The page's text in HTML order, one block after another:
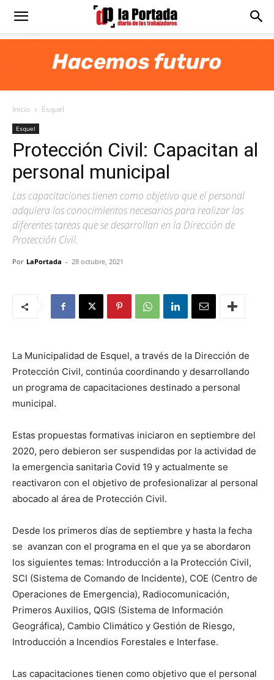
Diario
Portada
Inicio Esquel
Esquel
Protección Civil: Capacitan al
personal municipal
Las capacitaciones tienen como objetivo que el personal
adquiera los conocimientos necesarios para realizar las
diferentes tareas que se desarrollan en la Dirección de
Protección Civil.
Por LaPortada - 28 octubre, 2021
La Municipalidad de Esquel, a través de la Dirección de
Protección Civil, continúa coordinando y desarrollando
un programa de capacitaciones destinado a personal
municipal.
Estas propuestas formativas iniciaron en septiembre del
2020, pero debieron ser suspendidas por la actividad de
la emergencia sanitaria Covid 19 y actualmente se
reactivaron con el objetivo de profesionalizar al personal
abocado al área de Protección Civil.
Desde los primeros días de septiembre y hasta la fecha
se avanzan con el programa en el que ya se abordaron
los siguientes temas: Introducción a la Protección Civil,
SCI (Sistema de Comando de Incidente), COE (Centro de
Operaciones de Emergencia), Radiocomunicación,
Primeros Auxilios, QGIS (Sistema de Información
Geográfica), Cambio Climático y Gestión de Riesgo,
Introducción a Incendios Forestales e Interfase.
Las capacitaciones tienen como objetivo que el personal